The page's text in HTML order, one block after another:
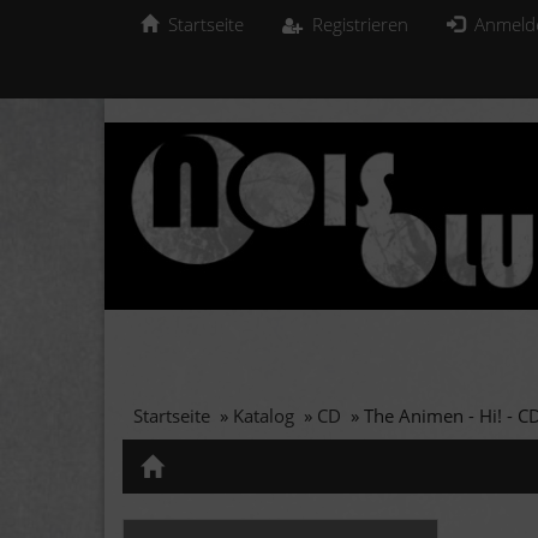
Startseite Registrieren
Startseite » Katalog » CD » The Animen - Hi! -